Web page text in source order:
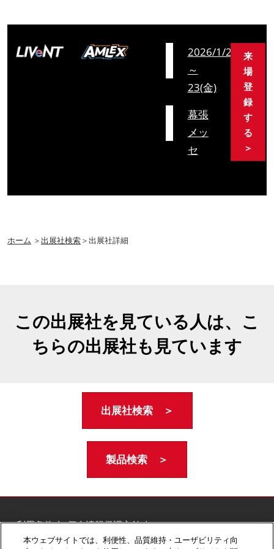
2026/1/21(水)
～
23(金)
幕張
メッ
セ
来
場
登
録
す
る
＞
ホーム ＞出展社検索＞出展社詳細
この出展社を見ている人は、こ
ちらの出展社も見ています
出展社検索 ＞
製品検索 ＞
ご利用条件
個人情報保護方針
個人情報に関する修正・利用停止など
本ウェブサイトでは、利便性、品質維持・ユーザビリティ向